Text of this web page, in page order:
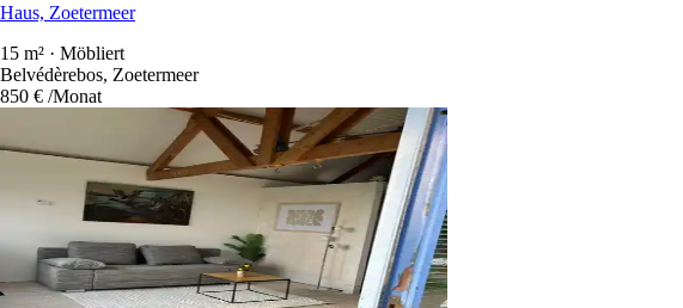
Haus, Zoetermeer
15 m² · Möbliert
Belvédèrebos, Zoetermeer
850 € /Monat